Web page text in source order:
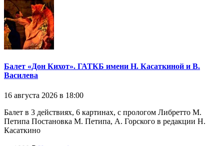
Балет «Дон Кихот». ГАТКБ имени Н. Касаткиной и В.
Василева
16 августа 2026 в 18:00
Балет в 3 действиях, 6 картинах, с прологом Либретто М.
Петипа Постановка М. Петипа, А. Горского в редакции Н.
Касаткино